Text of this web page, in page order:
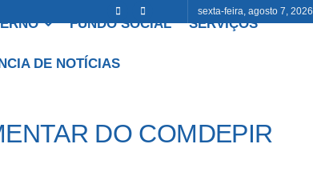
sexta-feira, agosto 7, 2026
FUNDO SOCIAL SERVIÇOS
DE NOTÍCIAS
DO COMDEPIR